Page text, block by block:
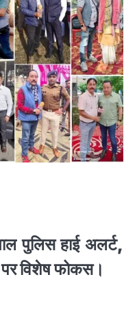
पुलिस हाई अलर्ट,
पर विशेष फोकस।